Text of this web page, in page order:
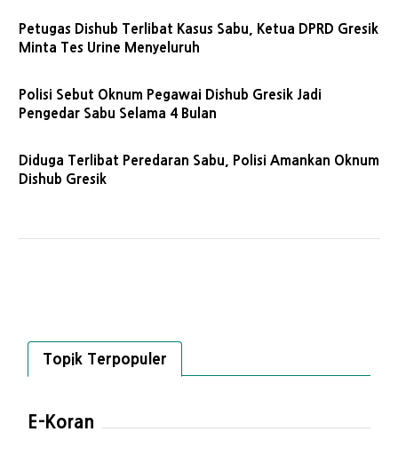
Petugas Dishub Terlibat Kasus Sabu, Ketua DPRD Gresik
Minta Tes Urine Menyeluruh
Polisi Sebut Oknum Pegawai Dishub Gresik Jadi
Pengedar Sabu Selama 4 Bulan
Diduga Terlibat Peredaran Sabu, Polisi Amankan Oknum
Dishub Gresik
Topik Terpopuler
E-Koran